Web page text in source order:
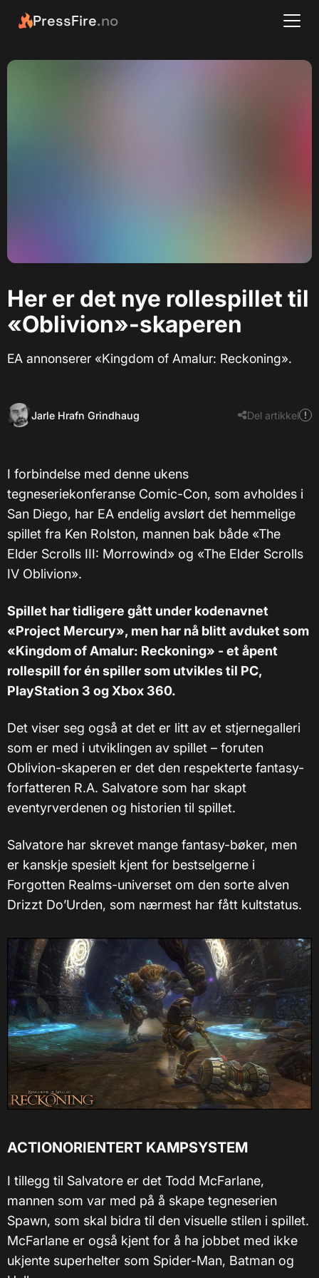
PressFire.no
Her er det nye rollespillet til
«Oblivion»-skaperen
EA annonserer «Kingdom of Amalur: Reckoning».
Jarle Hrafn Grindhaug Del artikkel
I forbindelse med denne ukens
tegneseriekonferanse Comic-Con, som avholdes i
San Diego, har EA endelig avslørt det hemmelige
spillet fra Ken Rolston, mannen bak både «The
Elder Scrolls III: Morrowind» og «The Elder Scrolls
IV Oblivion».
Spillet har tidligere gått under kodenavnet
«Project Mercury», men har nå blitt avduket som
«Kingdom of Amalur: Reckoning» - et åpent
rollespill for én spiller som utvikles til PC,
PlayStation 3 og Xbox 360.
Det viser seg også at det er litt av et stjernegalleri
som er med i utviklingen av spillet – foruten
Oblivion-skaperen er det den respekterte fantasy-
forfatteren R.A. Salvatore som har skapt
eventyrverdenen og historien til spillet.
Salvatore har skrevet mange fantasy-bøker, men
er kanskje spesielt kjent for bestselgerne i
Forgotten Realms-universet om den sorte alven
Drizzt Do’Urden, som nærmest har fått kultstatus.
ACTIONORIENTERT KAMPSYSTEM
I tillegg til Salvatore er det Todd McFarlane,
mannen som var med på å skape tegneserien
Spawn, som skal bidra til den visuelle stilen i spillet.
McFarlane er også kjent for å ha jobbet med ikke
ukjente superhelter som Spider-Man, Batman og